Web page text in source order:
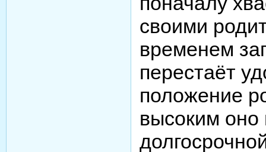
своими
временем
перестаёт
положение
высоким